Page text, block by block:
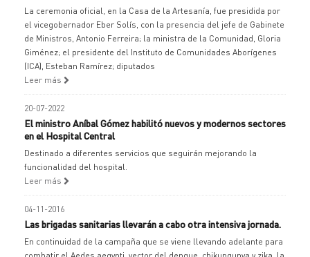
La ceremonia oficial, en la Casa de la Artesanía, fue presidida por
el vicegobernador Eber Solís, con la presencia del jefe de Gabinete
de Ministros, Antonio Ferreira; la ministra de la Comunidad, Gloria
Giménez; el presidente del Instituto de Comunidades Aborígenes
(ICA), Esteban Ramírez; diputados
Leer más
20-07-2022
El ministro Aníbal Gómez habilitó nuevos y modernos sectores
en el Hospital Central
Destinado a diferentes servicios que seguirán mejorando la
funcionalidad del hospital.
Leer más
04-11-2016
Las brigadas sanitarias llevarán a cabo otra intensiva jornada.
En continuidad de la campaña que se viene llevando adelante para